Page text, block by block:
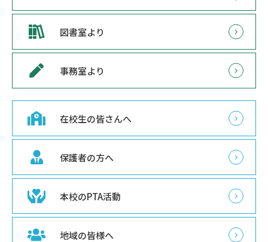
図書室より
事務室より
在校生の皆さんへ
保護者の方へ
本校のPTA活動
地域の皆様へ